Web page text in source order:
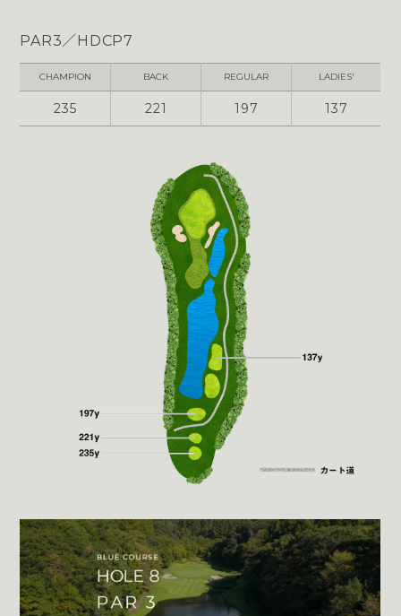
PAR3／HDCP7
CHAMPION BACK REGULAR LADIES'
235 221 197 137